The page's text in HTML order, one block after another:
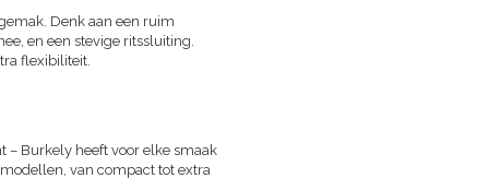
Denk aan een ruim
en een stevige ritssluiting.
flexibiliteit.
– Burkely heeft voor elke smaak
van compact tot extra